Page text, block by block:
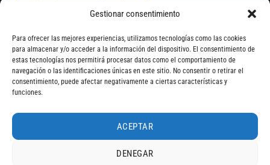
Gestionar consentimiento
Para ofrecer las mejores experiencias, utilizamos tecnologías como las cookies
para almacenar y/o acceder a la información del dispositivo. El consentimiento de
estas tecnologías nos permitirá procesar datos como el comportamiento de
navegación o las identificaciones únicas en este sitio. No consentir o retirar el
consentimiento, puede afectar negativamente a ciertas características y
funciones.
ACEPTAR
DENEGAR
© 2026 Ebike.esAviso legal Política de cookies
VISA Mastercard Transferencia Cofidis
* Financiación instantánea con Cofidis hasta 6.000 € sin intereses.
Gasto de apertura: 4% hasta 18 meses y 7% a 24 meses. Consulta
* Los modelos con entrega inmediata se envían 24 h laborables tras el